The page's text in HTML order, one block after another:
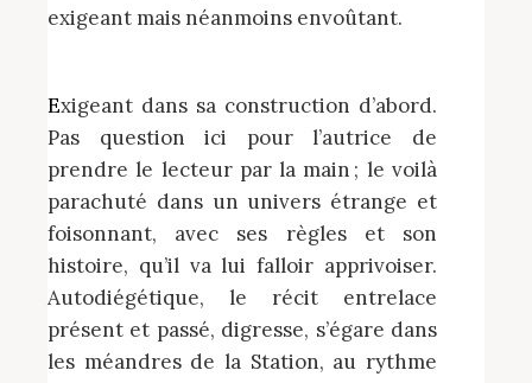
exigeant mais néanmoins envoûtant.
Exigeant dans sa construction d’abord.
Pas question ici pour l’autrice de
prendre le lecteur par la main ; le voilà
parachuté dans un univers étrange et
foisonnant, avec ses règles et son
histoire, qu’il va lui falloir apprivoiser.
Autodiégétique, le récit entrelace
présent et passé, digresse, s’égare dans
les méandres de la Station, au rythme